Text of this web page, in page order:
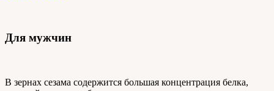
Для мужчин
В зернах сезама содержится большая концентрация белка,